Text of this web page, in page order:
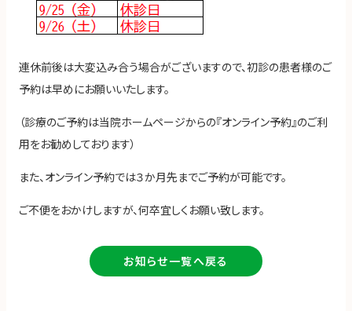
連休前後は大変込み合う場合がございますので、初診の患者様のご
予約は早めにお願いいたします。
（診療のご予約は当院ホームページからの『オンライン予約』のご利
用をお勧めしております）
また、オンライン予約では３か月先までご予約が可能です。
ご不便をおかけしますが、何卒宜しくお願い致します。
お知らせ一覧へ戻る